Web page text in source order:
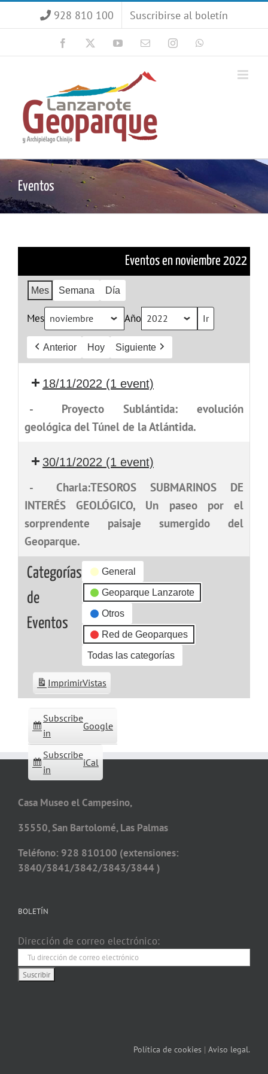
928 810 100 Suscribirse al boletín
Facebook YouTubeCorreoInstagram
Eventos
Eventos en noviembre 2022
Mes Semana Día
Mes Año
Anterior Hoy Siguiente
18/11/2022 (1 event)
-
Proyecto Sublántida: evolución
geológica del Túnel de la Atlántida.
30/11/2022 (1 event)
-
Charla:TESOROS SUBMARINOS DE
INTERÉS GEOLÓGICO, Un paseo por el
sorprendente paisaje sumergido del
Geoparque.
Categorías
de
Eventos
General
Geoparque Lanzarote
Otros
Red de Geoparques
Todas las categorías
Subscribe
in
Google
Subscribe
in
iCal
ImprimirVistas
Casa Museo el Campesino,
35550, San Bartolomé, Las Palmas
Teléfono: 928 810100 (extensiones:
3840/3841/3842/3843/3844 )
BOLETÍN
Dirección de correo electrónico:
Política de cookies | Aviso legal.